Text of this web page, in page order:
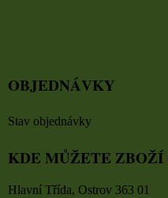
OBJEDNÁVKY
Stav objednávky
KDE MŮŽETE ZBOŽÍ
Hlavní Třída, Ostrov 363 01